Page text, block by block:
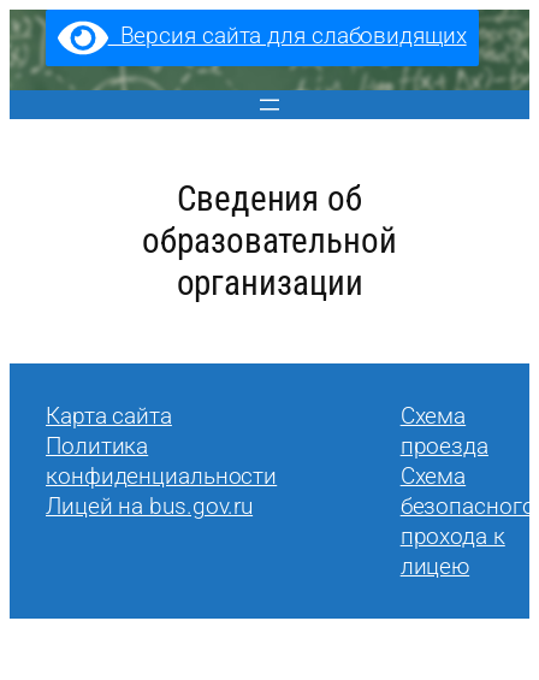
Перейти
к
содержимому
Версия сайта для слабовидящих
Сведения об
образовательной
организации
Карта сайта
Политика
конфиденциальности
Лицей на bus.gov.ru
Cхема
проезда
Схема
безопасного
прохода к
лицею